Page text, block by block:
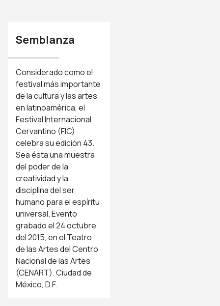
Semblanza
Considerado como el
festival más importante
de la cultura y las artes
en latinoamérica, el
Festival Internacional
Cervantino (FIC)
celebra su edición 43.
Sea ésta una muestra
del poder de la
creatividad y la
disciplina del ser
humano para el espíritu
universal. Evento
grabado el 24 octubre
del 2015, en el Teatro
de las Artes del Centro
Nacional de las Artes
(CENART). Ciudad de
México, D.F.